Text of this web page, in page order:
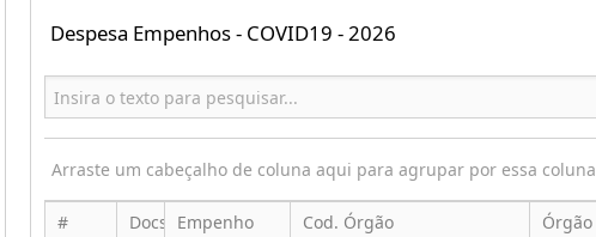
Despesa Empenhos - COVID19 - 2026
Arraste um cabeçalho de coluna aqui para agrupar por essa coluna
# Docs Empenho Cod. Órgão Órgão